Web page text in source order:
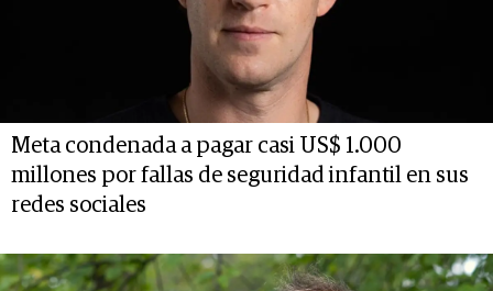
Meta condenada a pagar casi US$ 1.000
millones por fallas de seguridad infantil en sus
redes sociales